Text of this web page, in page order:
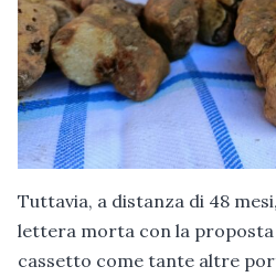
Tuttavia, a distanza di 48
lettera morta con la proposta
cassetto come tante altre